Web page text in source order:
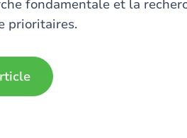
fondamentale et la
prioritaires.